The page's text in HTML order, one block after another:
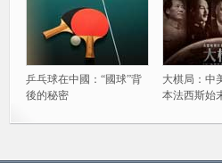
乒乓球在中國：“國球”背
後的秘密
大棋局：中
本法西斯始